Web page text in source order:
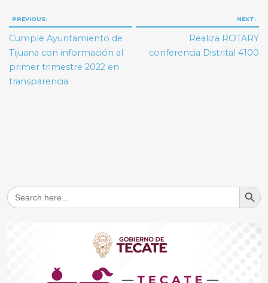
Navegación
de
entradas
PREVIOUS:
Cumple Ayuntamiento de
Tijuana con información al
primer trimestre 2022 en
transparencia
NEXT:
Realiza ROTARY
conferencia Distrital 4100
Search
for:
Search